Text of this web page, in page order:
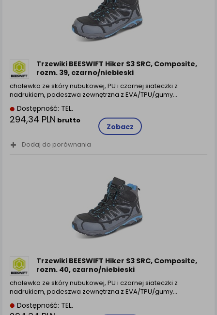
Trzewiki BEESWIFT Hiker S3 SRC, Composite,
rozm. 39, czarno/niebieski
cholewka ze skóry nubukowej, PU i czarnej siateczki z
nadrukiem, podeszwa zewnętrzna z EVA/TPU/gumy…
Dostępność: TEL.
294,34 PLN brutto
Zobacz
Dodaj do porównania
Trzewiki BEESWIFT Hiker S3 SRC, Composite,
rozm. 40, czarno/niebieski
cholewka ze skóry nubukowej, PU i czarnej siateczki z
nadrukiem, podeszwa zewnętrzna z EVA/TPU/gumy…
Dostępność: TEL.